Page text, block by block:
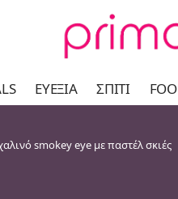
ΕΥΕΞΊΑ ΣΠΊΤΙ
smokey eye με παστέλ σκιές